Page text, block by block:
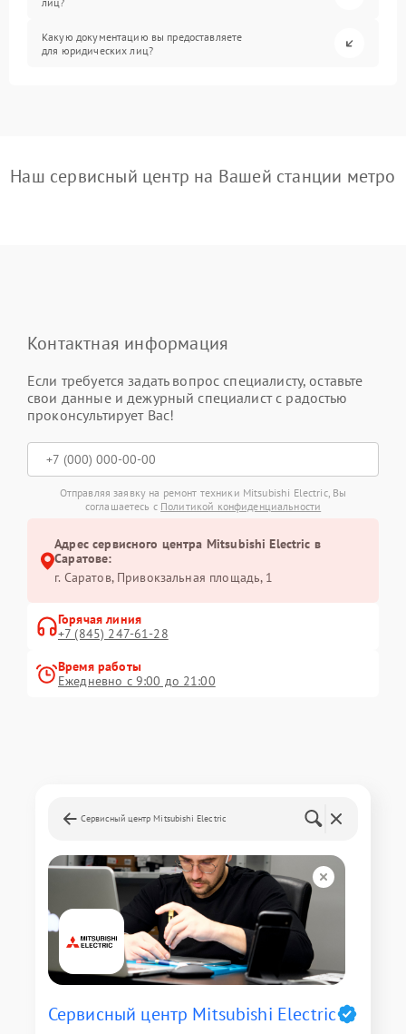
Какую документацию вы предоставляете
для юридических лиц?
Наш сервисный центр на Вашей станции метро
Контактная информация
Если требуется задать вопрос специалисту, оставьте
свои данные и дежурный специалист с радостью
проконсультирует Вас!
Отправляя заявку на ремонт техники Mitsubishi Electric, Вы
соглашаетесь с Политикой конфиденциальности
Адрес сервисного центра Mitsubishi Electric в
Саратове:
г. Саратов, Привокзальная площадь, 1
Горячая линия
+7 (845) 247-61-28
Время работы
Ежедневно с 9:00 до 21:00
Сервисный центр Mitsubishi Electric
Сервисный центр Mitsubishi Electric